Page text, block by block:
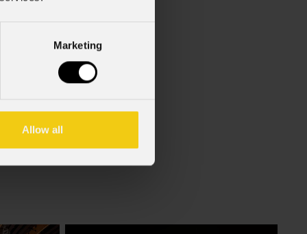
Marketing
Allow all
Policy).